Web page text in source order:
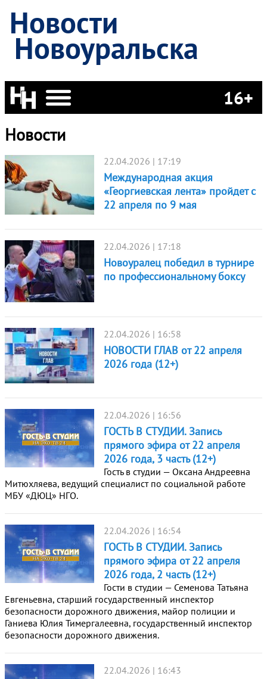
Новости
Новоуральска
16+
Новости
22.04.2026 | 17:19
Международная акция
«Георгиевская лента» пройдет с
22 апреля по 9 мая
22.04.2026 | 17:18
Новоуралец победил в турнире
по профессиональному боксу
22.04.2026 | 16:58
НОВОСТИ ГЛАВ от 22 апреля
2026 года (12+)
22.04.2026 | 16:56
ГОСТЬ В СТУДИИ. Запись
прямого эфира от 22 апреля
2026 года, 3 часть (12+)
Гость в студии — Оксана Андреевна
Митюхляева, ведущий специалист по социальной работе
МБУ «ДЮЦ» НГО.
22.04.2026 | 16:54
ГОСТЬ В СТУДИИ. Запись
прямого эфира от 22 апреля
2026 года, 2 часть (12+)
Гости в студии — Семенова Татьяна
Евгеньевна, старший государственный инспектор
безопасности дорожного движения, майор полиции и
Ганиева Юлия Тимергалеевна, государственный инспектор
безопасности дорожного движения.
22.04.2026 | 16:43